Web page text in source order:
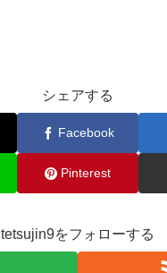
シェアする
Facebook
Pinterest
tetsujin9をフォローする